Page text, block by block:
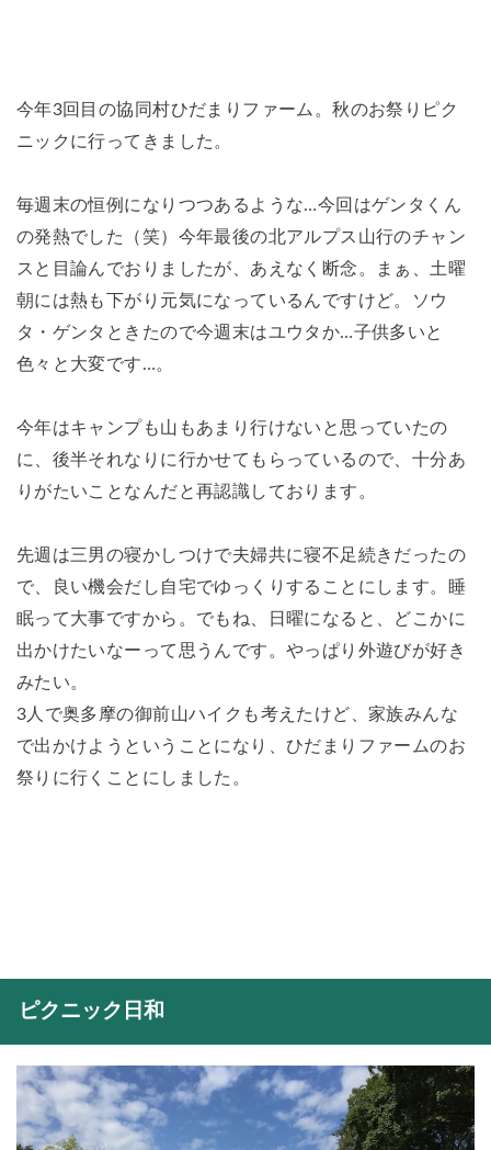
今年3回目の協同村ひだまりファーム。秋のお祭りピク
ニックに行ってきました。
毎週末の恒例になりつつあるような…今回はゲンタくん
の発熱でした（笑）今年最後の北アルプス山行のチャン
スと目論んでおりましたが、あえなく断念。まぁ、土曜
朝には熱も下がり元気になっているんですけど。ソウ
タ・ゲンタときたので今週末はユウタか…子供多いと
色々と大変です…。
今年はキャンプも山もあまり行けないと思っていたの
に、後半それなりに行かせてもらっているので、十分あ
りがたいことなんだと再認識しております。
先週は三男の寝かしつけで夫婦共に寝不足続きだったの
で、良い機会だし自宅でゆっくりすることにします。睡
眠って大事ですから。でもね、日曜になると、どこかに
出かけたいなーって思うんです。やっぱり外遊びが好き
みたい。
3人で奥多摩の御前山ハイクも考えたけど、家族みんな
で出かけようということになり、ひだまりファームのお
祭りに行くことにしました。
ピクニック日和